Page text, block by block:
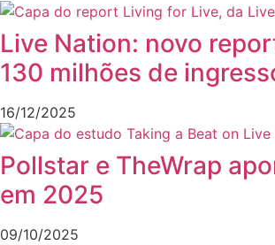
Live Nation: novo
130 milhões de
16/12/2025
Pollstar e TheWrap
em 2025
09/10/2025